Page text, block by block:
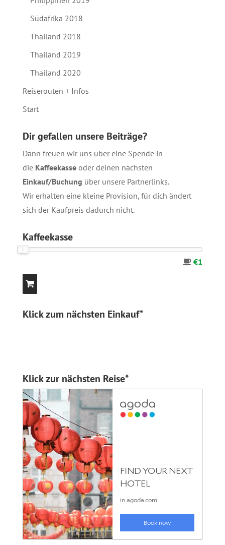
Südafrika 2018
Thailand 2018
Thailand 2019
Thailand 2020
Reiserouten + Infos
Start
Dir gefallen unsere Beiträge?
Dann freuen wir uns über eine Spende in
die Kaffeekasseoder deinen nächsten
Einkauf/Buchung über unsere Partnerlinks.
Wir erhalten eine kleine Provision, für dich ändert
sich der Kaufpreis dadurch nicht.
Kaffeekasse
€1
Klick zum nächsten Einkauf*
Klick zur nächsten Reise*